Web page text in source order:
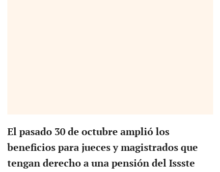
El pasado 30 de octubre amplió los
beneficios para jueces y magistrados que
tengan derecho a una pensión del Issste